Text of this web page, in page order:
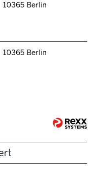
10365 Berlin
10365 Berlin